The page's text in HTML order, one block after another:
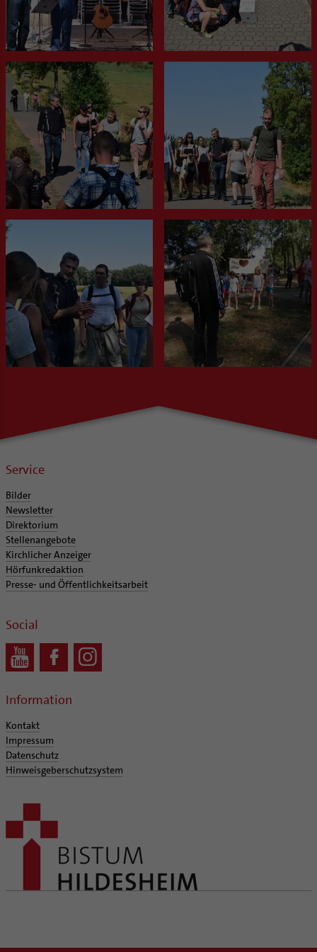
Service
Bilder
Newsletter
Direktorium
Stellenangebote
Kirchlicher Anzeiger
Hörfunkredaktion
Presse- und Öffentlichkeitsarbeit
Social
Information
Kontakt
Impressum
Datenschutz
Hinweisgeberschutzsystem